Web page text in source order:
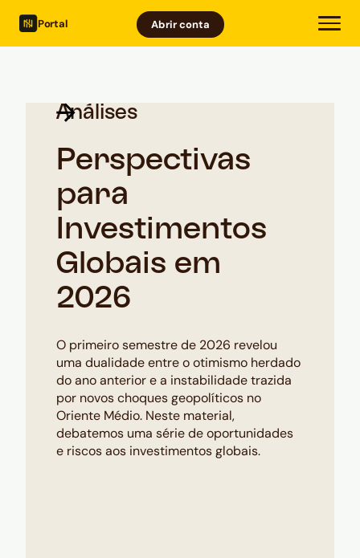
Portal Abrir conta
Análises
Perspectivas
para
Investimentos
Globais em
2026
O primeiro semestre de 2026 revelou
uma dualidade entre o otimismo herdado
do ano anterior e a instabilidade trazida
por novos choques geopolíticos no
Oriente Médio. Neste material,
debatemos uma série de oportunidades
e riscos aos investimentos globais.